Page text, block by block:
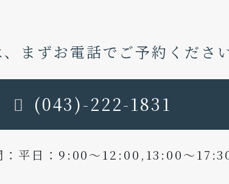
まずお電話で ご予約くださ
(043)-222-1831
：平日：9:00〜12:00,13:00〜